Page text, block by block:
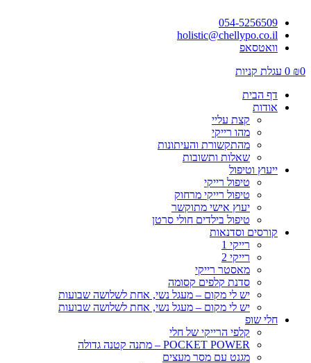
054-5256509
holistic@chellypo.co.il
וואטסאפ
₪0
0 עגלת קניות
דף הבית
אודות
קצת עליי
מהו רייקי
מהתקשורת והעיתונות
שאלות ותשובות
ייעוץ וטיפול
טיפול רייקי
טיפול רייקי מרחוק
יעוץ אישי מתוקשר
טיפול בילדים חולי סרטן
קורסים וסדנאות
רייקי 1
רייקי 2
מאסטר רייקי
סדנת קלפים קסומה
יש לי מקום – מעגל נשי, אחת לשלושה שבועות
יש לי מקום – מעגל נשי, אחת לשלושה שבועות
חלי שופ
קלפי הרייקי של חלי
POCKET POWER – מתנה קטנה גדולה
מגנט עם מסר מעצים